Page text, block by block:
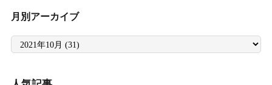
月別アーカイブ
月
ア
イ